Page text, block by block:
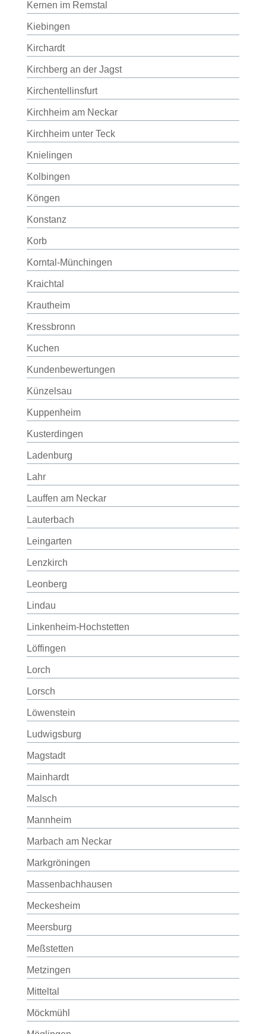
Kernen im Remstal
Kiebingen
Kirchardt
Kirchberg an der Jagst
Kirchentellinsfurt
Kirchheim am Neckar
Kirchheim unter Teck
Knielingen
Kolbingen
Köngen
Konstanz
Korb
Korntal-Münchingen
Kraichtal
Krautheim
Kressbronn
Kuchen
Kundenbewertungen
Künzelsau
Kuppenheim
Kusterdingen
Ladenburg
Lahr
Lauffen am Neckar
Lauterbach
Leingarten
Lenzkirch
Leonberg
Lindau
Linkenheim-Hochstetten
Löffingen
Lorch
Lorsch
Löwenstein
Ludwigsburg
Magstadt
Mainhardt
Malsch
Mannheim
Marbach am Neckar
Markgröningen
Massenbachhausen
Meckesheim
Meersburg
Meßstetten
Metzingen
Mitteltal
Möckmühl